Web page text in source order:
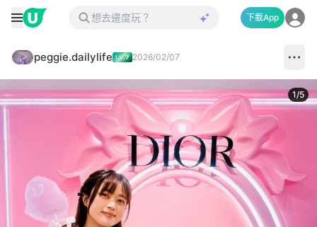
下載App
peggie.dailylife 2026/02/07
1/5